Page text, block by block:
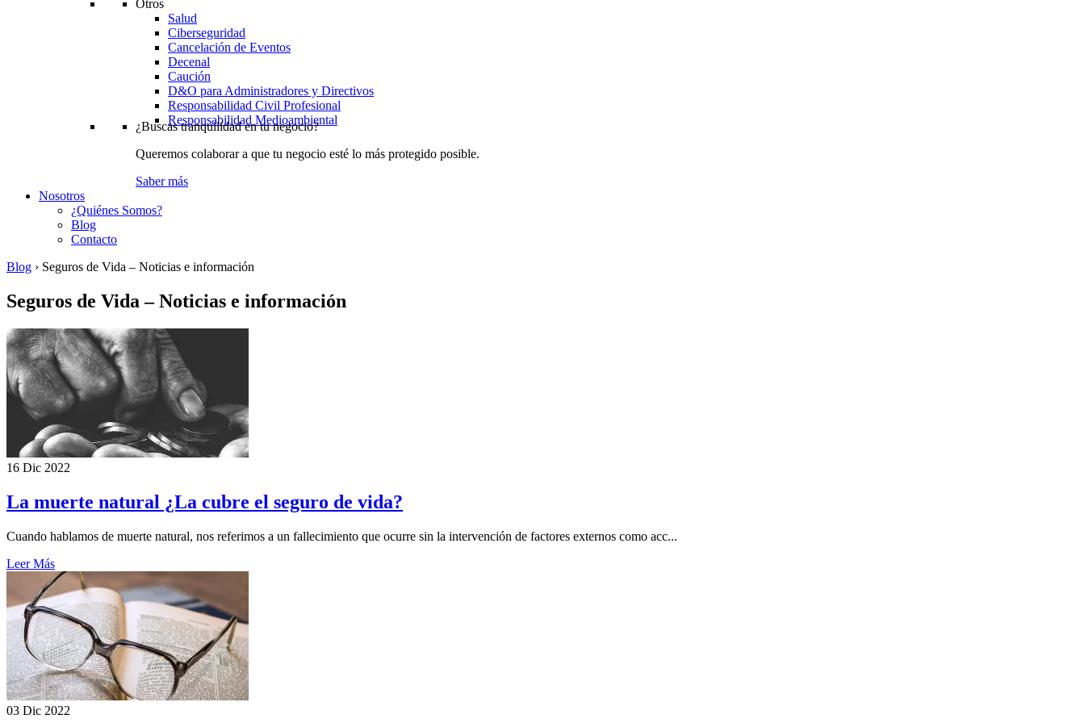
Otros
Salud
Ciberseguridad
Cancelación de Eventos
Decenal
Caución
D&O para Administradores y Directivos
Responsabilidad Civil Profesional
Responsabilidad Medioambiental
¿Buscas tranquilidad en tu negocio?
Queremos colaborar a que tu negocio esté lo más protegido posible.
Saber más
Nosotros
¿Quiénes Somos?
Blog
Contacto
Blog › Seguros de Vida – Noticias e información
Seguros de Vida – Noticias e información
16 Dic 2022
La muerte natural ¿La cubre el seguro de vida?
Cuando hablamos de muerte natural, nos referimos a un fallecimiento que ocurre sin la intervención de factores externos como acc...
Leer Más
03 Dic 2022